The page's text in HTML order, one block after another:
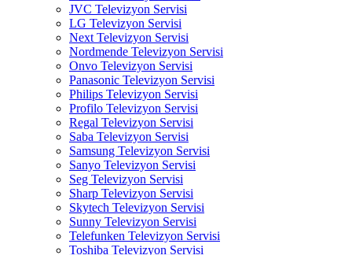
JVC Televizyon Servisi
LG Televizyon Servisi
Next Televizyon Servisi
Nordmende Televizyon Servisi
Onvo Televizyon Servisi
Panasonic Televizyon Servisi
Philips Televizyon Servisi
Profilo Televizyon Servisi
Regal Televizyon Servisi
Saba Televizyon Servisi
Samsung Televizyon Servisi
Sanyo Televizyon Servisi
Seg Televizyon Servisi
Sharp Televizyon Servisi
Skytech Televizyon Servisi
Sunny Televizyon Servisi
Telefunken Televizyon Servisi
Toshiba Televizyon Servisi